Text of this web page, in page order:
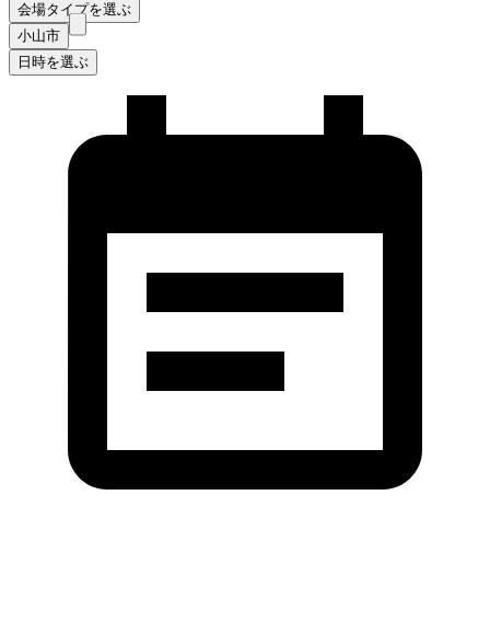
会場タイプを選ぶ
小山市
日時を選ぶ